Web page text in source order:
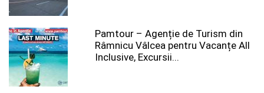
Pamtour – Agenție de Turism din
Râmnicu Vâlcea pentru Vacanțe All
Inclusive, Excursii...